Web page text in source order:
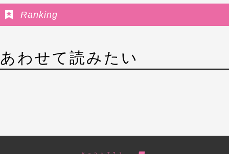
Ranking
あわせて読みたい